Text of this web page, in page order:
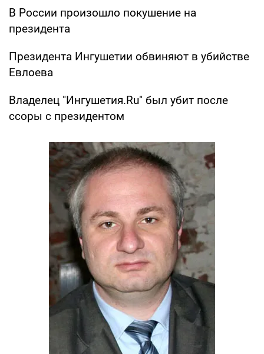
В России произошло покушение на
президента
Президента Ингушетии обвиняют в убийстве
Евлоева
Владелец "Ингушетия.Ru" был убит после
ссоры с президентом